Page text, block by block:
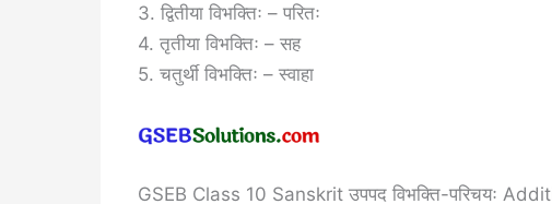
3. द्वितीया विभक्तिः – परितः
4. तृतीया विभक्तिः – सह
5. चतुर्थी विभक्तिः – स्वाहा
GSEB Class 10 Sanskrit उपपद विभक्ति-परिचयः